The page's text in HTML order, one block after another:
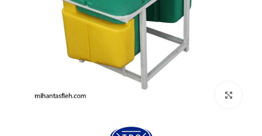
بزرگنمایی تصویر